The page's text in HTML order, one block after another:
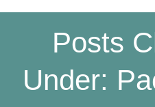
Posts
Under: